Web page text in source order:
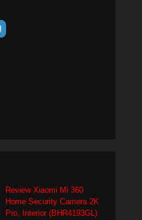
Review Xiaomi Mi 360
Home Security Camera 2K
Pro, Interior (BHR4193GL)